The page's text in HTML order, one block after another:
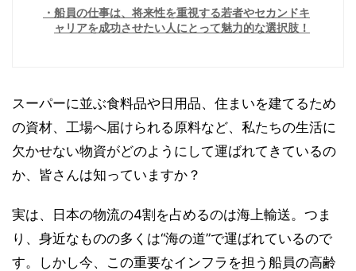
船員の仕事は、将来性を重視する若者やセカンドキ
ャリアを成功させたい人にとって魅力的な選択肢！
スーパーに並ぶ食料品や日用品、住まいを建てるため
の資材、工場へ届けられる原料など、私たちの生活に
欠かせない物資がどのようにして運ばれてきているの
か、皆さんは知っていますか？
実は、日本の物流の4割を占めるのは海上輸送。つま
り、身近なものの多くは“海の道”で運ばれているので
す。しかし今、この重要なインフラを担う船員の高齢